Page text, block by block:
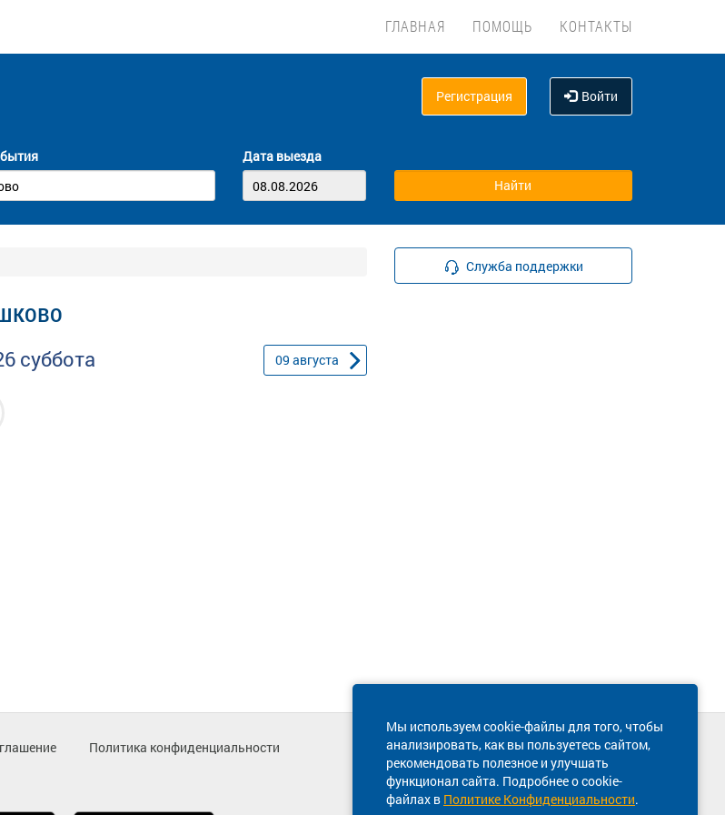
ГЛАВНАЯ ПОМОЩЬ КОНТАКТЫ
Регистрация Войти
Дата выезда
суббота 09 августа
Служба поддержки
Мы используем cookie-файлы для того, чтобы
анализировать, как вы пользуетесь сайтом,
рекомендовать полезное и улучшать
функционал сайта. Подробнее о cookie-
файлах в Политике Конфиденциальности.
Политика конфиденциальности
Техническая поддержка сайта
8 800 600-03-38